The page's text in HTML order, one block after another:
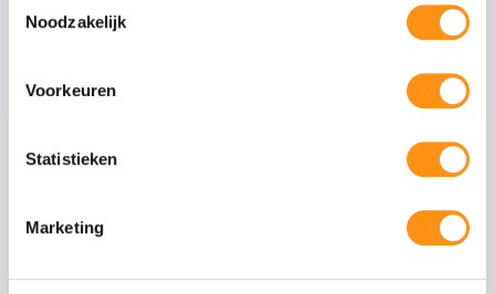
Noodzakelijk
Voorkeuren
Statistieken
Marketing
Veiligheid van gehard glas
ondergaat een speciaal thermisch proces waarbij
het glas wordt verhit tot circa 620°C en
waardoor het glas:
5x sterker is dan gewoon glas